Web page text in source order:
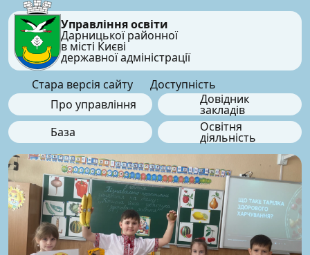
Управління освіти
Дарницької районної
в місті Києві
державної адміністрації
Стара версія сайту
Доступність
Про управління
Довідник
закладів
База
Освітня
діяльність